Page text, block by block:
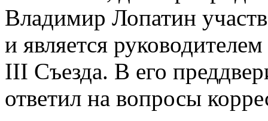
Владимир Лопатин
и является
III Съезда. В его
ответил на вопросы